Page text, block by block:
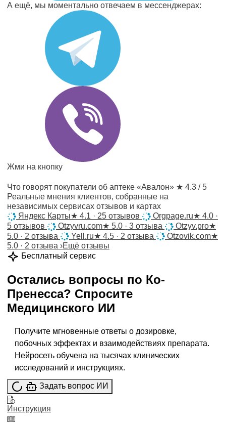
А ещё, мы моментально отвечаем в мессенджерах:
Жми на кнопку
Что говорят покупатели об аптеке «Авалон» ★ 4.3 / 5
Реальные мнения клиентов, собранные на
независимых сервисах отзывов и картах
Яндекс Карты★ 4.1 · 25 отзывов Orgpage.ru★ 4.0 ·
5 отзывов
Otzyvru.com★ 5.0 · 3 отзыва Otzyv.pro★
5.0 · 2 отзыва
Yell.ru★ 4.5 · 2 отзыва Otzovik.com★
5.0 · 2 отзыва ›Ещё отзывы
Бесплатный сервис
Остались вопросы по Ко-
Пренесса? Спросите
Медицинского ИИ
Получите мгновенные ответы о дозировке,
побочных эффектах и взаимодействиях препарата.
Нейросеть обучена на тысячах клинических
исследований и инструкциях.
Задать вопрос ИИ
Инструкция